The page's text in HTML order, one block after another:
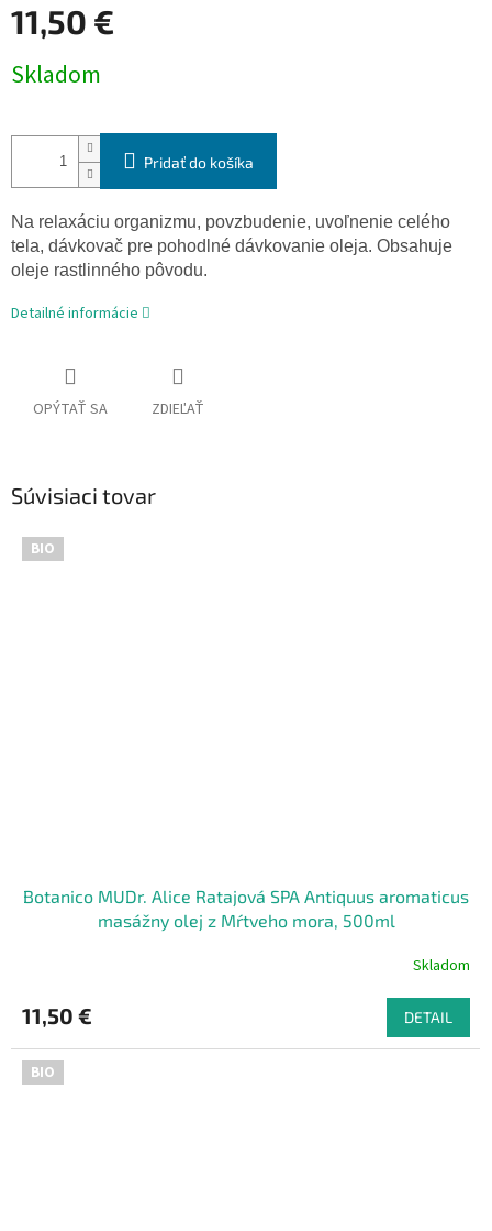
11,50 €
cena:
Skladom
Pridať do košíka
Na relaxáciu organizmu, povzbudenie, uvoľnenie celého
tela, dávkovač pre pohodlné dávkovanie oleja. Obsahuje
oleje rastlinného pôvodu.
Detailné informácie
OPÝTAŤ SA ZDIEĽAŤ
Súvisiaci tovar
BIO
Botanico MUDr. Alice Ratajová SPA Antiquus aromaticus
masážny olej z Mŕtveho mora, 500ml
Skladom
11,50 € DETAIL
BIO